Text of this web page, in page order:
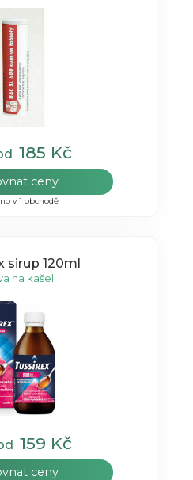
185 Kč
ceny
v 1 obchodě
sirup 120ml
na kašel
159 Kč
ceny